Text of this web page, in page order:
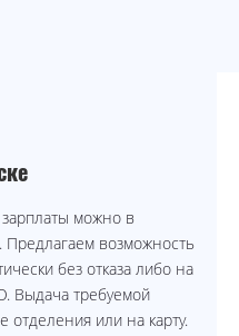
можно в
Предлагаем возможность
без отказа либо на
Выдача требуемой
отделения или на карту.